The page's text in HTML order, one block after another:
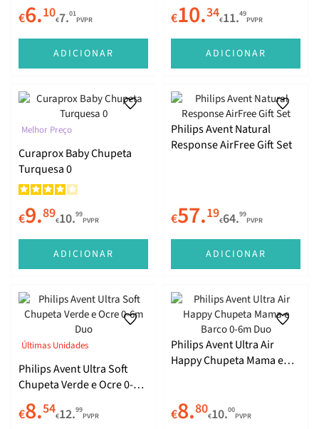
Transparente
€6.10€7.01
PVPR
ADICIONAR
€10.34€11.49
PVPR
ADICIONAR
Melhor Preço
Curaprox Baby Chupeta
Turquesa 0
€9.89€10.99
PVPR
ADICIONAR
Philips Avent Natural
Response AirFree Gift Set
€57.19€64.99
PVPR
ADICIONAR
Últimas Unidades
Philips Avent Ultra Soft
Chupeta Verde e Ocre 0-6m
Duo
€8.54€12.99
PVPR
Philips Avent Ultra Air
Happy Chupeta Mama e
€8.80€10.00
PVPR